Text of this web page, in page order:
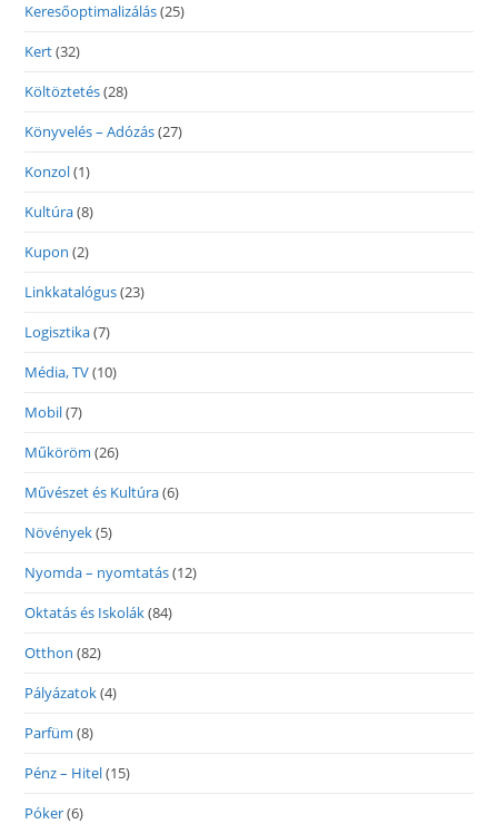
Keresőoptimalizálás(25)
Kert(32)
Költöztetés(28)
Könyvelés – Adózás(27)
Konzol(1)
Kultúra(8)
Kupon (2)
Linkkatalógus(23)
Logisztika(7)
Média, TV(10)
Mobil(7)
Műköröm (26)
Művészet és Kultúra(6)
Növények(5)
Nyomda – nyomtatás(12)
Oktatás és Iskolák(84)
Otthon (82)
Pályázatok(4)
Parfüm (8)
Pénz – Hitel(15)
Póker(6)